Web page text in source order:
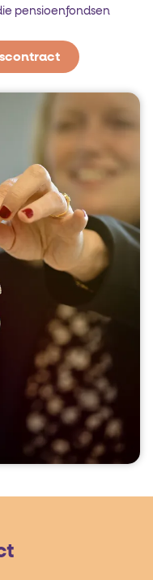
pensioenfondsen